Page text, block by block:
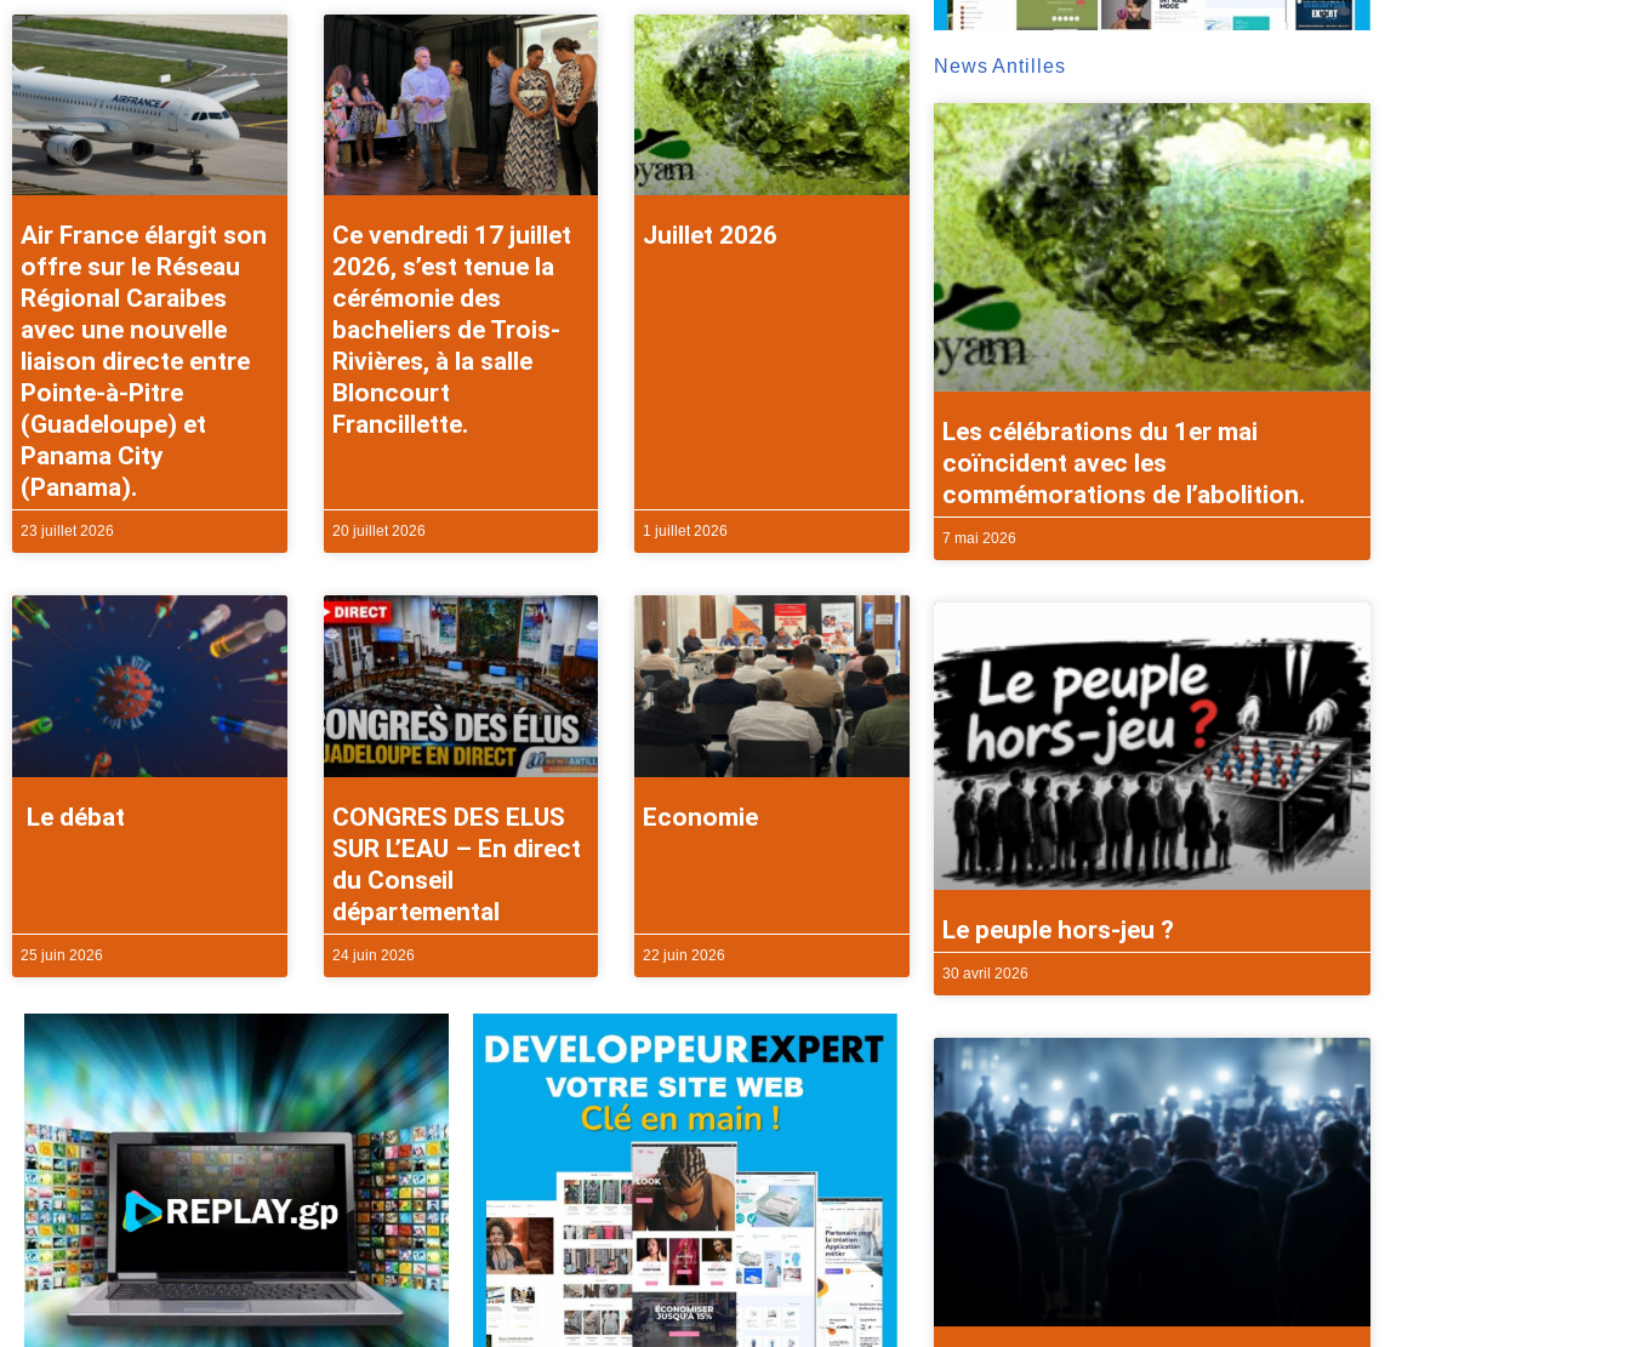
Air France élargit son
offre sur le Réseau
Régional Caraibes
avec une nouvelle
liaison directe entre
Pointe-à-Pitre
(Guadeloupe) et
Panama City
(Panama).
23 juillet 2026
Ce vendredi 17 juillet
2026, s’est tenue la
cérémonie des
bacheliers de Trois-
Rivières, à la salle
Bloncourt
Francillette.
20 juillet 2026
Juillet 2026
1 juillet 2026
Le débat
25 juin 2026
CONGRES DES ELUS
SUR L’EAU – En direct
du Conseil
départemental
24 juin 2026
Economie
22 juin 2026
News Antilles
Les célébrations du 1er mai
coïncident avec les
commémorations de l’abolition.
7 mai 2026
Le peuple hors-jeu ?
30 avril 2026